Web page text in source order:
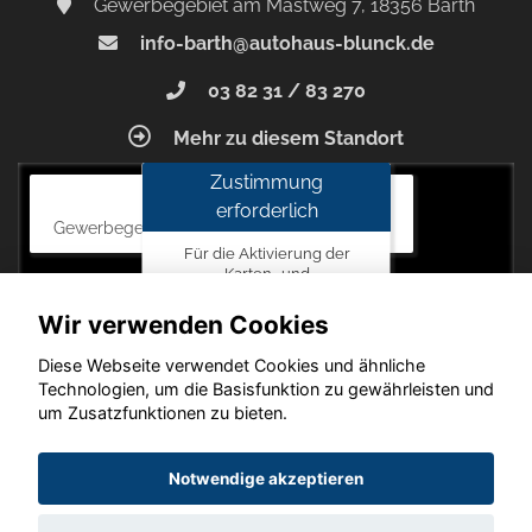
Gewerbegebiet am Mastweg 7, 18356 Barth
info-barth@autohaus-blunck.de
03 82 31 / 83 270
Mehr zu diesem Standort
Autohaus Blunck
Gewerbegebiet am Mastweg 7, 18356 Barth
Zustimmung
erforderlich
Für die Aktivierung der
Karten- und
Zustimmung zu den
Datenschutzrichtlinien vom
Drittanbieter Google LLC
erforderlich.
Zustimmen
und
aktivieren
Copyright © 2026. Autohaus Blunck
Wir verwenden Cookies
Diese Webseite verwendet Cookies und ähnliche
Technologien, um die Basisfunktion zu gewährleisten und
um Zusatzfunktionen zu bieten.
Notwendige akzeptieren